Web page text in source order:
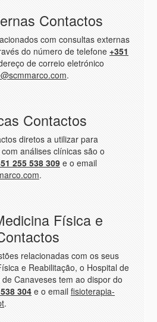
Contactos
com consultas externas
do número de telefone +351
de correio eletrónico
.
Contactos
diretos a utilizar para
análises clínicas são o
255 538 309 e o email
.
Física e
relacionadas com os seus
e Reabilitação, o Hospital de
Canaveses tem ao dispor do
304 e o email fisioterapia-
.